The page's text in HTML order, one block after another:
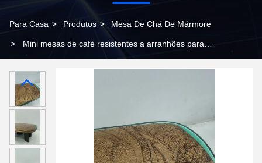
Para Casa > Produtos > Mesa De Chá De Mármore
> Mini mesas de café resistentes a arranhões para